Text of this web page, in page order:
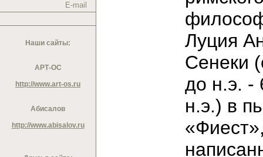
E-mail
Наши сайты:
АРТ-ОС
http://www.art-os.ru
Абисалов
http://www.abisalov.ru
Луция
Сенеки
до н.э. -
н.э.) в